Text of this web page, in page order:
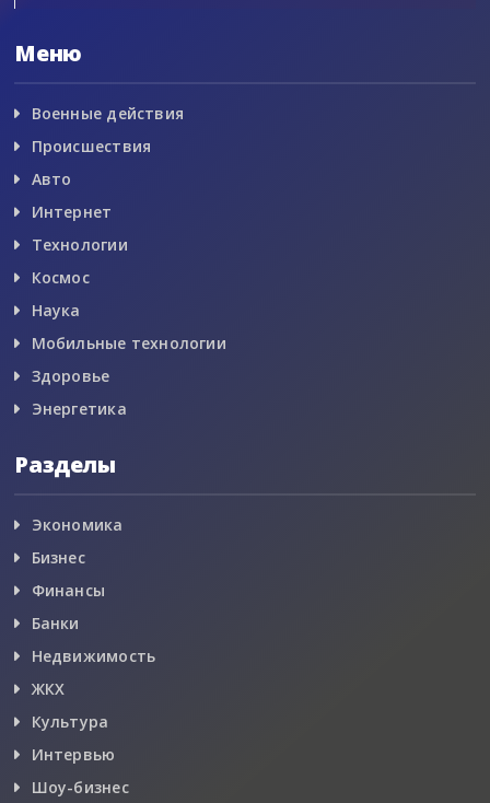
Меню
Военные действия
Происшествия
Авто
Интернет
Технологии
Космос
Наука
Мобильные технологии
Здоровье
Энергетика
Разделы
Экономика
Бизнес
Финансы
Банки
Недвижимость
ЖКХ
Культура
Интервью
Шоу-бизнес